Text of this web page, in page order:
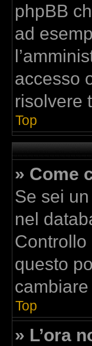
phpBB
ad
accesso
risolvere
Top
» Come
Se sei
nel
Controllo
questo
Top
» L’ora